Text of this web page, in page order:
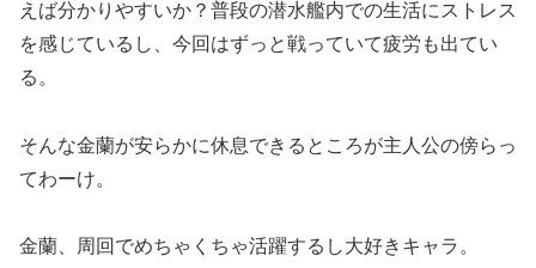
えば分かりやすいか？普段の潜水艦内での生活にストレス
を感じているし、今回はずっと戦っていて疲労も出てい
る。
そんな金蘭が安らかに休息できるところが主人公の傍らっ
てわーけ。
金蘭、周回でめちゃくちゃ活躍するし大好きキャラ。